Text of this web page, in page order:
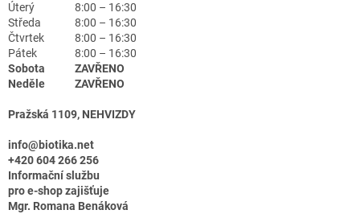
Úterý
8:00 – 16:30
Středa
8:00 – 16:30
Čtvrtek
8:00 – 16:30
Pátek
8:00 – 16:30
Sobota
ZAVŘENO
Neděle
ZAVŘENO
Pražská 1109, NEHVIZDY
info@biotika.net
+420 604 266 256
Informační službu
pro e-shop zajišťuje
Mgr. Romana Benáková